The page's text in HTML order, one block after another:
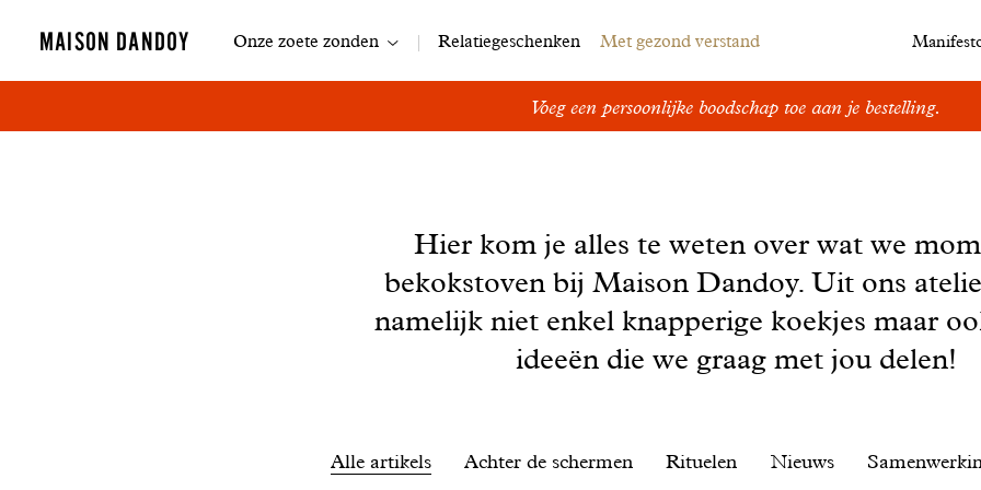
MAISON DANDOY Navigatie
Onze zoete zonden Relatiegeschenken Met gezond verstand
Voeg een persoonlijke boodschap toe aan je bestelling.
Hier kom je alles te weten over wat we
bekokstoven bij Maison Dandoy. Uit ons
namelijk niet enkel knapperige koekjes maar
ideeën die we graag met jou delen!
Alle artikels Achter de schermen Rituelen Nieuws